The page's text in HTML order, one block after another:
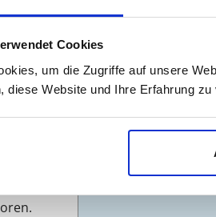
Cookies
um die Zugriffe auf unsere
diese Website und Ihre Erfahrung
ist